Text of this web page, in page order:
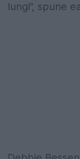
lungi”, spune